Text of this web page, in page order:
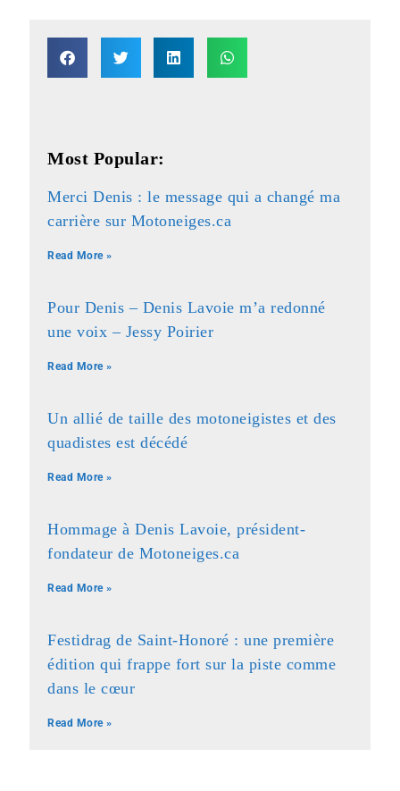
Most Popular:
Merci Denis : le message qui a changé ma
carrière sur Motoneiges.ca
Read More »
Pour Denis – Denis Lavoie m’a redonné
une voix – Jessy Poirier
Read More »
Un allié de taille des motoneigistes et des
quadistes est décédé
Read More »
Hommage à Denis Lavoie, président-
fondateur de Motoneiges.ca
Read More »
Festidrag de Saint-Honoré : une première
édition qui frappe fort sur la piste comme
dans le cœur
Read More »